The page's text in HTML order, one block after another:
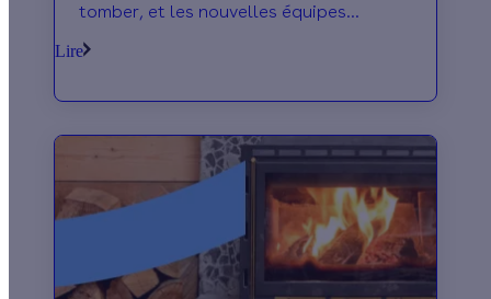
tomber, et les nouvelles équipes
ans. Quelles conséquences sur la
sur les programmes des maires élus
dans 5 grandes villes et décrypte ce qui
pourrait changer dans ces
agglomérations.
Lire